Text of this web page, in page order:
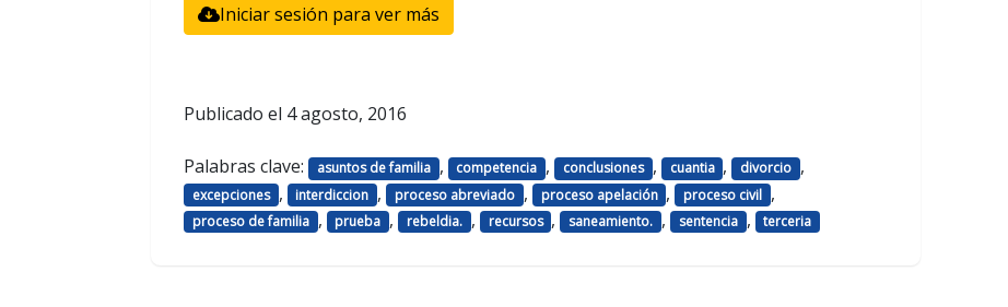
Iniciar sesión para ver más
Publicado el 4 agosto, 2016
Palabras clave: asuntos de familia , competencia , conclusiones , cuantia , divorcio ,
excepciones , interdiccion , proceso abreviado , proceso apelación , proceso civil ,
proceso de familia , prueba , rebeldia. , recursos , saneamiento. , sentencia , terceria